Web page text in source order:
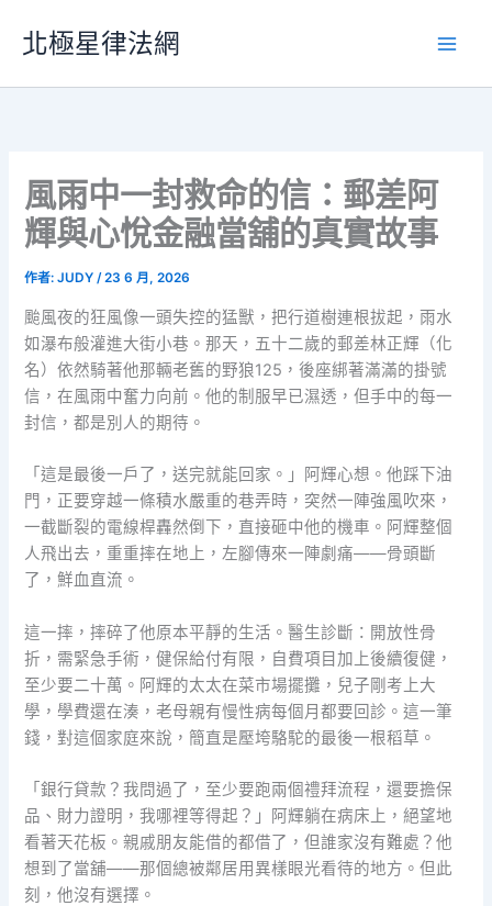
要
北極星律法網
風雨中一封救命的信：郵差阿
輝與心悅金融當舖的真實故事
作者:JUDY/23 6 月, 2026
颱風夜的狂風像一頭失控的猛獸，把行道樹連根拔起，雨水
如瀑布般灌進大街小巷。那天，五十二歲的郵差林正輝（化
名）依然騎著他那輛老舊的野狼125，後座綁著滿滿的掛號
信，在風雨中奮力向前。他的制服早已濕透，但手中的每一
封信，都是別人的期待。
「這是最後一戶了，送完就能回家。」阿輝心想。他踩下油
門，正要穿越一條積水嚴重的巷弄時，突然一陣強風吹來，
一截斷裂的電線桿轟然倒下，直接砸中他的機車。阿輝整個
人飛出去，重重摔在地上，左腳傳來一陣劇痛——骨頭斷
了，鮮血直流。
這一摔，摔碎了他原本平靜的生活。醫生診斷：開放性骨
折，需緊急手術，健保給付有限，自費項目加上後續復健，
至少要二十萬。阿輝的太太在菜市場擺攤，兒子剛考上大
學，學費還在湊，老母親有慢性病每個月都要回診。這一筆
錢，對這個家庭來說，簡直是壓垮駱駝的最後一根稻草。
「銀行貸款？我問過了，至少要跑兩個禮拜流程，還要擔保
品、財力證明，我哪裡等得起？」阿輝躺在病床上，絕望地
看著天花板。親戚朋友能借的都借了，但誰家沒有難處？他
想到了當舖——那個總被鄰居用異樣眼光看待的地方。但此
刻，他沒有選擇。